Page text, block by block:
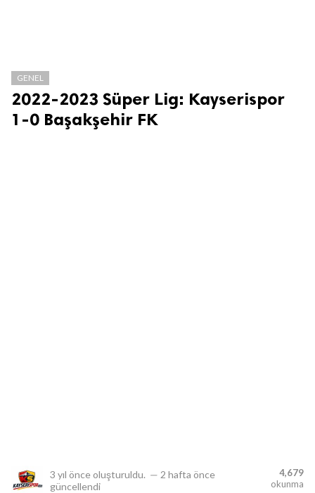
GENEL
2022-2023 Süper Lig: Kayserispor
1-0 Başakşehir FK
3 yıl önce oluşturuldu. — 2 hafta önce
güncellendi
4,679
okunma